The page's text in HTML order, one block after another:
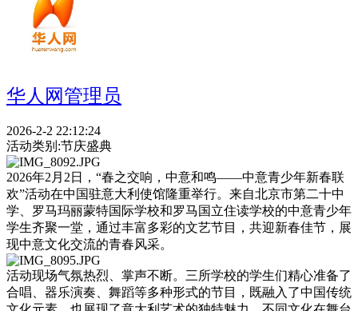
华人网管理员
2026-2-2 22:12:24
活动类别:节庆盛典
2026年2月2日，“春之交响，中意和鸣——中意青少年新春联
欢”活动在中国驻意大利使馆隆重举行。来自北京市第二十中
学、罗马玛丽蒙特国际学校和罗马国立住读学校的中意青少年
学生齐聚一堂，通过丰富多彩的文艺节目，共迎新春佳节，展
现中意文化交流的青春风采。
活动现场气氛热烈、掌声不断。三所学校的学生们精心准备了
合唱、器乐演奏、舞蹈等多种形式的节目，既融入了中国传统